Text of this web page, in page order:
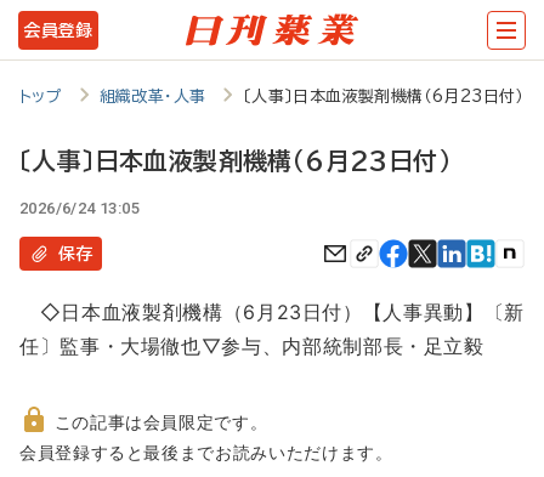
メ
イ
テ
会員登録
トップ 組織改革・人事 〔人事〕日本血液製剤機構（6月23日付）
〔人事〕日本血液製剤機構（6月23日付）
2026/6/24 13:05
保存
◇日本血液製剤機構（6月23日付）【人事異動】〔新
任〕監事・大場徹也▽参与、内部統制部長・足立毅
非
この記事は会員限定です。
会員登録すると最後までお読みいただけます。